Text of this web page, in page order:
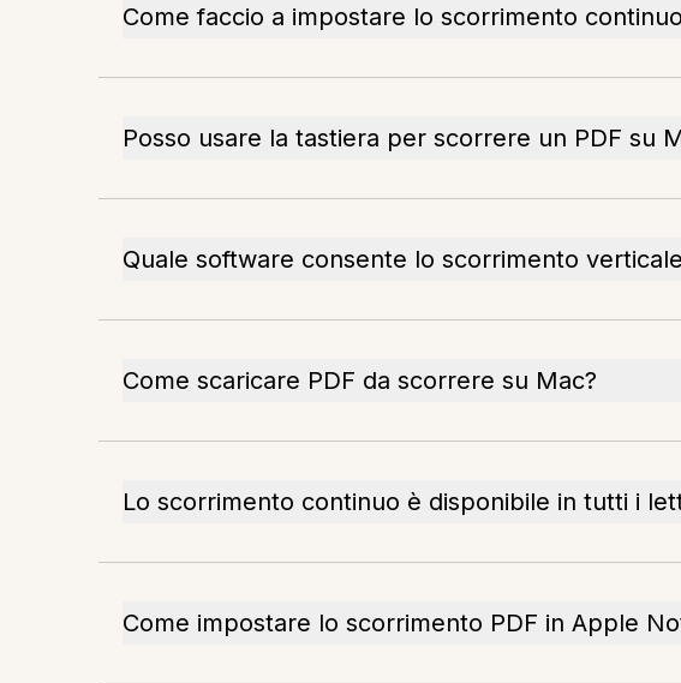
Come faccio a impostare lo scorrimento
Posso usare la tastiera per scorrere un PDF su
Quale software consente lo scorrimento
Come scaricare PDF da scorrere su Mac?
Lo scorrimento continuo è disponibile in tutti i
Come impostare lo scorrimento PDF in Apple